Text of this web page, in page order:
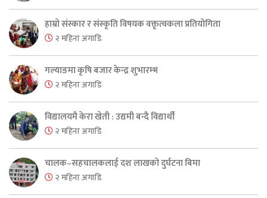
हाम्रो संस्कार र संस्कृति विषयक वक्तृत्वकला प्रतियोगिता
२ महिना अगाडि
गल्याङमा कृषि बजार केन्द्र शुभारम्भ
२ महिना अगाडि
विद्यालयमै केरा खेती : उद्यमी बन्दै विद्यार्थी
२ महिना अगाडि
चालक–सहचालकलाई दश लाखको दुर्घटना बिमा
२ महिना अगाडि